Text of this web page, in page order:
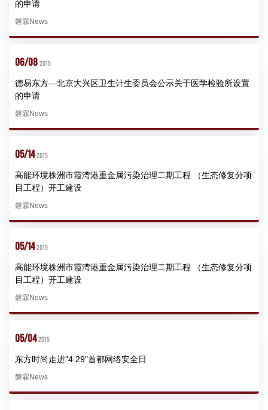
的申请
磐霖News
06/08 2015
德易东方—北京大兴区卫生计生委员会公示关于医学检验所设置
的申请
磐霖News
05/14 2015
高能环境株洲市霞湾港重金属污染治理二期工程 （生态修复分项
目工程）开工建设
磐霖News
05/14 2015
高能环境株洲市霞湾港重金属污染治理二期工程 （生态修复分项
目工程）开工建设
磐霖News
05/04 2015
东方时尚走进"4.29"首都网络安全日
磐霖News